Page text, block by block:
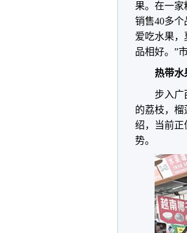
果。在一
销售40多
爱吃水果，
品相好。”
热带水
步入广
的荔枝，
绍，当前正
势。